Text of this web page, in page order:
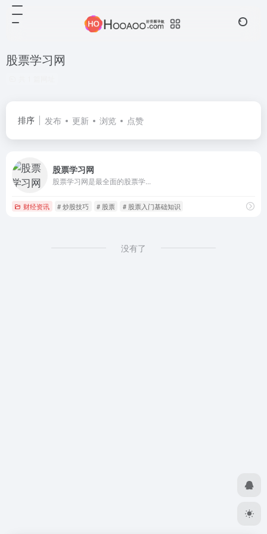
股票学习网
排序 发布 更新 浏览 点赞
股票学习网
股票学习网是最全面的股票学...
财经资讯 # 炒股技巧 # 股票 # 股票入门基础知识
没有了